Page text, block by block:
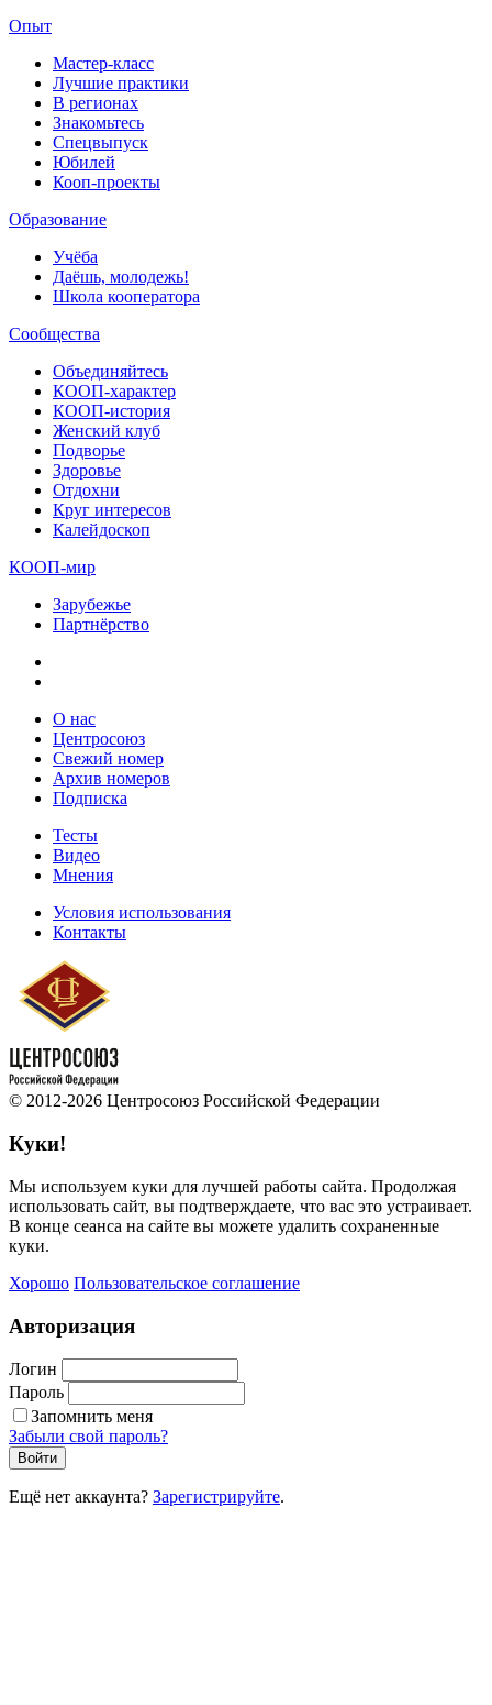
Опыт
Мастер-класс
Лучшие практики
В регионах
Знакомьтесь
Спецвыпуск
Юбилей
Кооп-проекты
Образование
Учёба
Даёшь, молодежь!
Школа кооператора
Сообщества
Объединяйтесь
КООП-характер
КООП-история
Женский клуб
Подворье
Здоровье
Отдохни
Круг интересов
Калейдоскоп
КООП-мир
Зарубежье
Партнёрство
О нас
Центросоюз
Свежий номер
Архив номеров
Подписка
Тесты
Видео
Мнения
Условия использования
Контакты
© 2012-2026 Центросоюз Российской Федерации
Куки!
Мы используем куки для лучшей работы сайта. Продолжая
использовать сайт, вы подтверждаете, что вас это устраивает.
В конце сеанса на сайте вы можете удалить сохраненные
куки.
Хорошо Пользовательское соглашение
Авторизация
Логин
Пароль
Запомнить меня
Забыли свой пароль?
Войти
Ещё нет аккаунта? Зарегистрируйте.